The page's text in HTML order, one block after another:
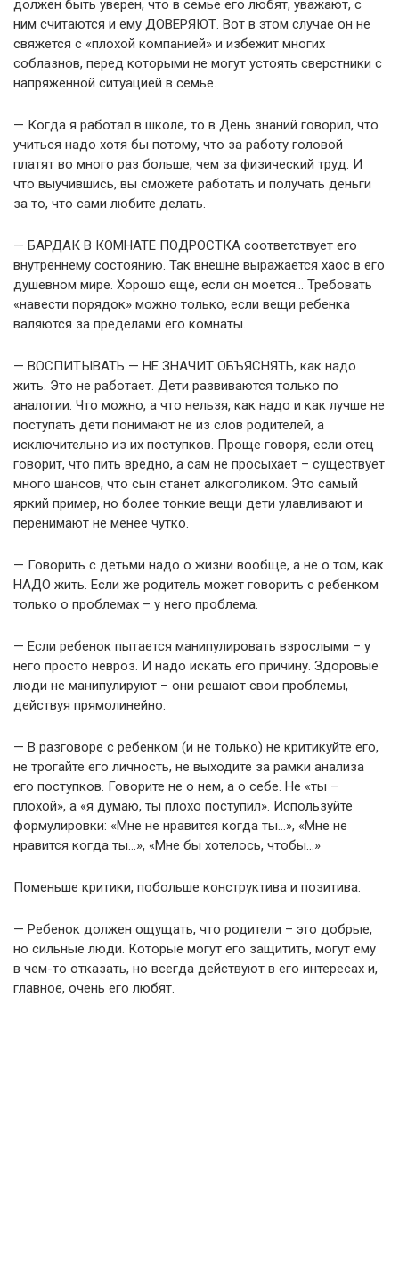
должен быть уверен, что в семье его любят, уважают, с
ним считаются и ему ДОВЕРЯЮТ. Вот в этом случае он не
свяжется с «плохой компанией» и избежит многих
соблазнов, перед которыми не могут устоять сверстники с
напряженной ситуацией в семье.
— Когда я работал в школе, то в День знаний говорил, что
учиться надо хотя бы потому, что за работу головой
платят во много раз больше, чем за физический труд. И
что выучившись, вы сможете работать и получать деньги
за то, что сами любите делать.
— БАРДАК В КОМНАТЕ ПОДРОСТКА соответствует его
внутреннему состоянию. Так внешне выражается хаос в его
душевном мире. Хорошо еще, если он моется… Требовать
«навести порядок» можно только, если вещи ребенка
валяются за пределами его комнаты.
— ВОСПИТЫВАТЬ — НЕ ЗНАЧИТ ОБЪЯСНЯТЬ, как надо
жить. Это не работает. Дети развиваются только по
аналогии. Что можно, а что нельзя, как надо и как лучше не
поступать дети понимают не из слов родителей, а
исключительно из их поступков. Проще говоря, если отец
говорит, что пить вредно, а сам не просыхает – существует
много шансов, что сын станет алкоголиком. Это самый
яркий пример, но более тонкие вещи дети улавливают и
перенимают не менее чутко.
— Говорить с детьми надо о жизни вообще, а не о том, как
НАДО жить. Если же родитель может говорить с ребенком
только о проблемах – у него проблема.
— Если ребенок пытается манипулировать взрослыми – у
него просто невроз. И надо искать его причину. Здоровые
люди не манипулируют – они решают свои проблемы,
действуя прямолинейно.
— В разговоре с ребенком (и не только) не критикуйте его,
не трогайте его личность, не выходите за рамки анализа
его поступков. Говорите не о нем, а о себе. Не «ты –
плохой», а «я думаю, ты плохо поступил». Используйте
формулировки: «Мне не нравится когда ты…», «Мне не
нравится когда ты…», «Мне бы хотелось, чтобы…»
Поменьше критики, побольше конструктива и позитива.
— Ребенок должен ощущать, что родители – это добрые,
но сильные люди. Которые могут его защитить, могут ему
в чем-то отказать, но всегда действуют в его интересах и,
главное, очень его любят.